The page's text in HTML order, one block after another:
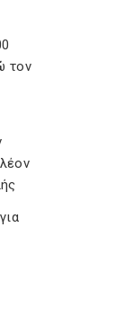
τον